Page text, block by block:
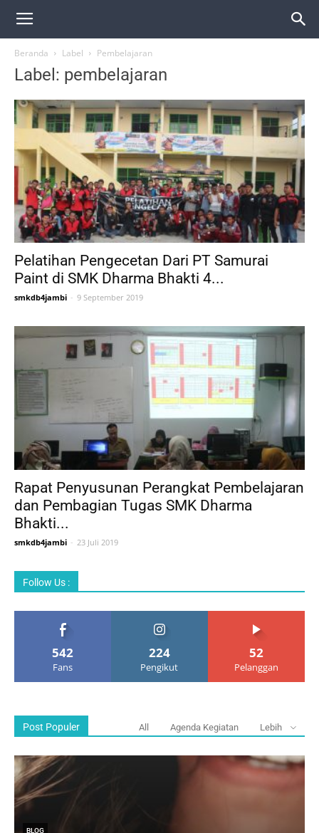
Beranda Label Pembelajaran
Label: pembelajaran
Pelatihan Pengecetan Dari PT Samurai
Paint di SMK Dharma Bhakti 4...
smkdb4jambi - 9 September 2019
Rapat Penyusunan Perangkat Pembelajaran
dan Pembagian Tugas SMK Dharma
Bhakti...
smkdb4jambi - 23 Juli 2019
Follow Us :
542
Fans
224
Pengikut
52
Pelanggan
Post Populer All Agenda Kegiatan Lebih
BLOG